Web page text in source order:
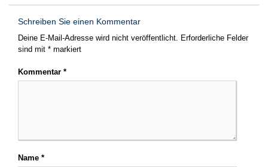
Schreiben Sie einen Kommentar
Deine E-Mail-Adresse wird nicht veröffentlicht. Erforderliche Felder
sind mit * markiert
Kommentar *
Name *